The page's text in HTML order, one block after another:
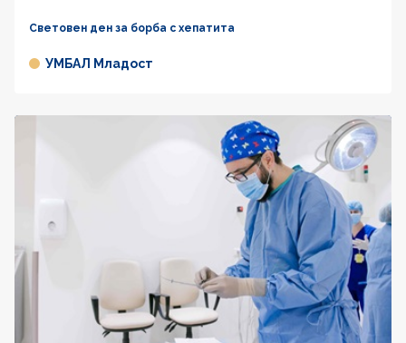
Световен ден за борба с хепатита
УМБАЛ Младост